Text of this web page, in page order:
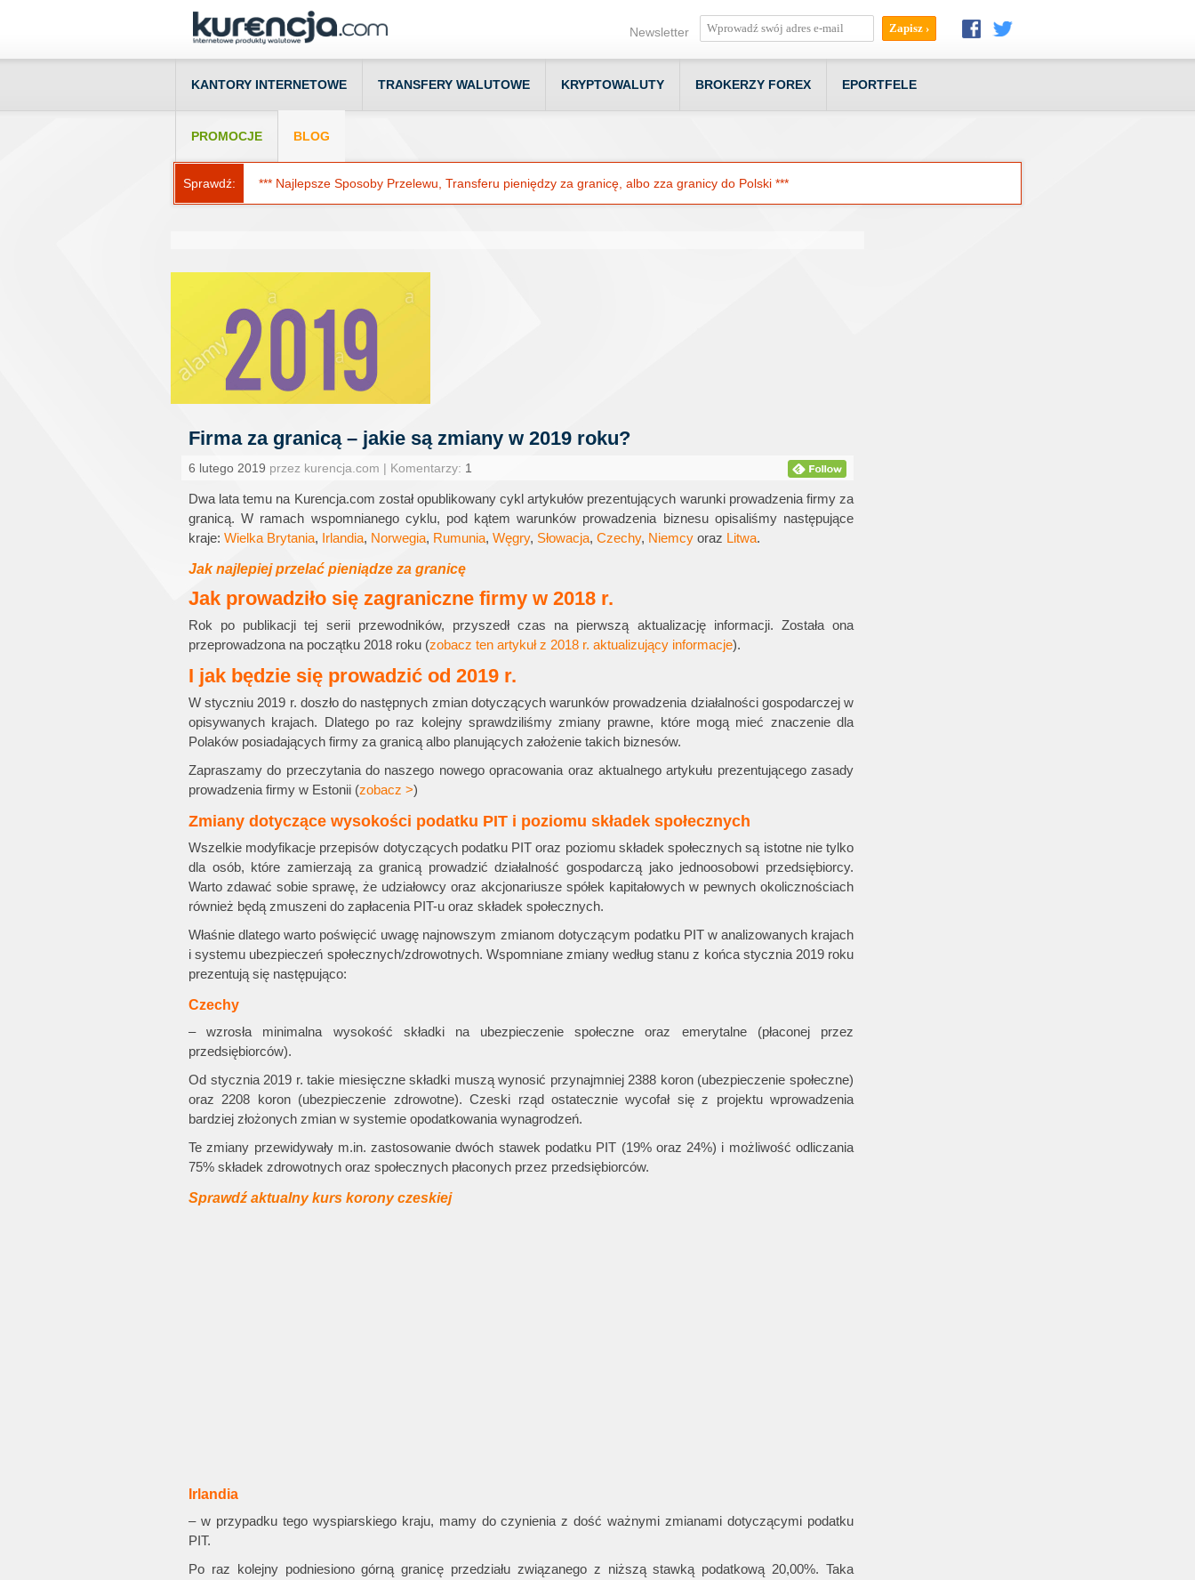
Newsletter
KANTORY INTERNETOWE TRANSFERY WALUTOWE KRYPTOWALUTY BROKERZY FOREX EPORTFELE
PROMOCJE BLOG
Sprawdź: *** Najlepsze Sposoby Przelewu, Transferu pieniędzy za granicę, albo zza granicy do Polski ***
Firma za granicą – jakie są zmiany w 2019 roku?
6 lutego 2019 przez kurencja.com | Komentarzy: 1
Dwa lata temu na Kurencja.com został opublikowany cykl artykułów prezentujących warunki prowadzenia firmy za
granicą. W ramach wspomnianego cyklu, pod kątem warunków prowadzenia biznesu opisaliśmy następujące
kraje: Wielka Brytania, Irlandia, Norwegia, Rumunia, Węgry, Słowacja, Czechy, Niemcy oraz Litwa.
Jak najlepiej przelać pieniądze za granicę
Jak prowadziło się zagraniczne firmy w 2018 r.
Rok po publikacji tej serii przewodników, przyszedł czas na pierwszą aktualizację informacji. Została ona
przeprowadzona na początku 2018 roku (zobacz ten artykuł z 2018 r. aktualizujący informacje).
I jak będzie się prowadzić od 2019 r.
W styczniu 2019 r. doszło do następnych zmian dotyczących warunków prowadzenia działalności gospodarczej w
opisywanych krajach. Dlatego po raz kolejny sprawdziliśmy zmiany prawne, które mogą mieć znaczenie dla
Polaków posiadających firmy za granicą albo planujących założenie takich biznesów.
Zapraszamy do przeczytania do naszego nowego opracowania oraz aktualnego artykułu prezentującego zasady
prowadzenia firmy w Estonii (zobacz >)
Zmiany dotyczące wysokości podatku PIT i poziomu składek społecznych
Wszelkie modyfikacje przepisów dotyczących podatku PIT oraz poziomu składek społecznych są istotne nie tylko
dla osób, które zamierzają za granicą prowadzić działalność gospodarczą jako jednoosobowi przedsiębiorcy.
Warto zdawać sobie sprawę, że udziałowcy oraz akcjonariusze spółek kapitałowych w pewnych okolicznościach
również będą zmuszeni do zapłacenia PIT-u oraz składek społecznych.
Właśnie dlatego warto poświęcić uwagę najnowszym zmianom dotyczącym podatku PIT w analizowanych krajach
i systemu ubezpieczeń społecznych/zdrowotnych. Wspomniane zmiany według stanu z końca stycznia 2019 roku
prezentują się następująco:
Czechy
– wzrosła minimalna wysokość składki na ubezpieczenie społeczne oraz emerytalne (płaconej przez
przedsiębiorców).
Od stycznia 2019 r. takie miesięczne składki muszą wynosić przynajmniej 2388 koron (ubezpieczenie społeczne)
oraz 2208 koron (ubezpieczenie zdrowotne). Czeski rząd ostatecznie wycofał się z projektu wprowadzenia
bardziej złożonych zmian w systemie opodatkowania wynagrodzeń.
Te zmiany przewidywały m.in. zastosowanie dwóch stawek podatku PIT (19% oraz 24%) i możliwość odliczania
75% składek zdrowotnych oraz społecznych płaconych przez przedsiębiorców.
Sprawdź aktualny kurs korony czeskiej
Irlandia
– w przypadku tego wyspiarskiego kraju, mamy do czynienia z dość ważnymi zmianami dotyczącymi podatku
PIT.
Po raz kolejny podniesiono górną granicę przedziału związanego z niższą stawką podatkową 20,00%. Taka